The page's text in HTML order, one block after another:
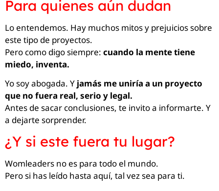
Para quienes aún dudan
Lo entendemos. Hay muchos mitos y prejuicios sobre
este tipo de proyectos.
Pero como digo siempre: cuando la mente tiene
miedo, inventa.
Yo soy abogada. Y jamás me uniría a un proyecto
que no fuera real, serio y legal.
Antes de sacar conclusiones, te invito a informarte. Y
a dejarte sorprender.
¿Y si este fuera tu lugar?
Womleaders no es para todo el mundo.
Pero si has leído hasta aquí, tal vez sea para ti.